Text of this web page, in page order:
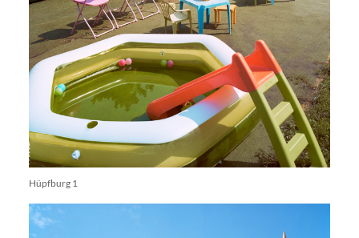
Hüpfburg 1